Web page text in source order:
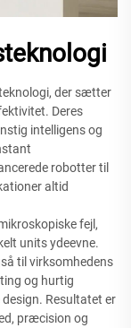
der sætter
Deres
intelligens og
robotter til
altid
fejl,
units ydeevne.
til virksomhedens
og hurtig
Resultatet er
præcision og